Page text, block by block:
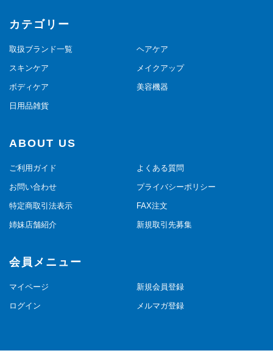
カテゴリー
取扱ブランド一覧 ヘアケア
スキンケア メイクアップ
ボディケア 美容機器
日用品雑貨
ABOUT US
ご利用ガイド よくある質問
お問い合わせ プライバシーポリシー
特定商取引法表示 FAX注文
姉妹店舗紹介 新規取引先募集
会員メニュー
マイページ 新規会員登録
ログイン メルマガ登録